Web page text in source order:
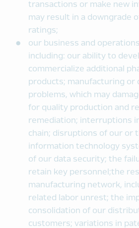
transactions or make new
may result in a downgrade
ratings;
our business and
including: our ability to
commercialize additional
products; manufacturing or
problems, which may
for quality production and
remediation; interruptions
chain; disruptions of our or
information technology
of our data security; the
retain key personnel;the
manufacturing network,
related labor unrest; the
consolidation of our
customers; variations in